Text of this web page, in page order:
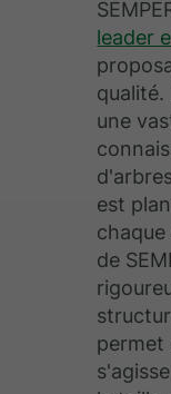
leader
qualité.
une
est
de
permet